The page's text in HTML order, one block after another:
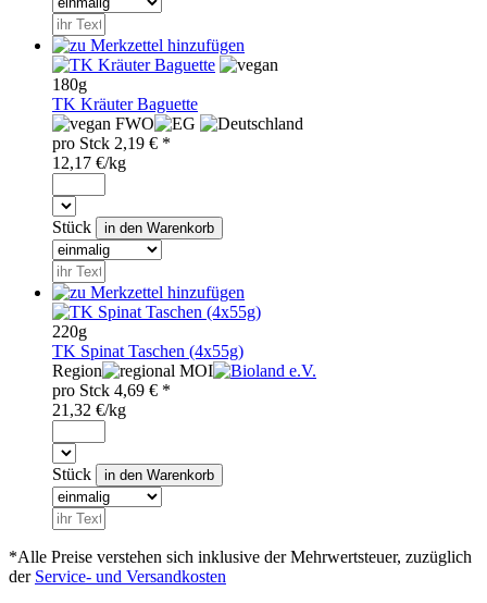
180g
TK Kräuter Baguette
FWO
pro Stck 2,19 € *
12,17 €/kg
Stück
220g
TK Spinat Taschen (4x55g)
Region
MOI
pro Stck 4,69 € *
21,32 €/kg
Stück
*Alle Preise verstehen sich inklusive der Mehrwertsteuer, zuzüglich
der Service- und Versandkosten